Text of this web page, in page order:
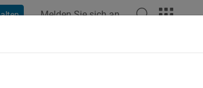
Melden Sie sich an